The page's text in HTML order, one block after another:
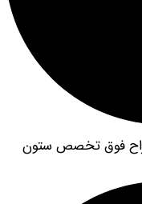
تخصص ستون